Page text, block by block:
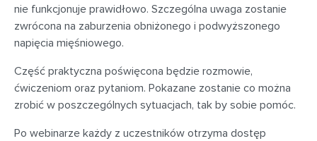
nie funkcjonuje prawidłowo. Szczególna uwaga zostanie
zwrócona na zaburzenia obniżonego i podwyższonego
napięcia mięśniowego.
Część praktyczna poświęcona będzie rozmowie,
ćwiczeniom oraz pytaniom. Pokazane zostanie co można
zrobić w poszczególnych sytuacjach, tak by sobie pomóc.
Po webinarze każdy z uczestników otrzyma dostęp